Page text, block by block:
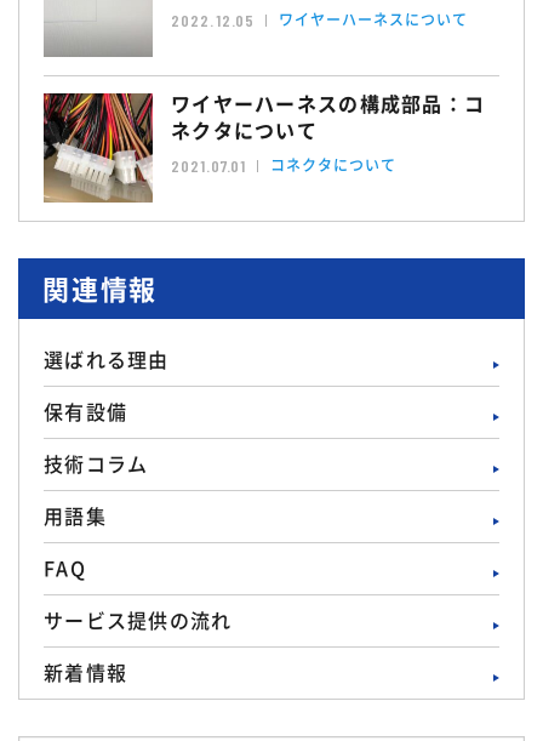
2022.12.05 ワイヤーハーネスについて
ワイヤーハーネスの構成部品：コ
ネクタについて
2021.07.01 コネクタについて
関連情報
選ばれる理由
保有設備
技術コラム
用語集
FAQ
サービス提供の流れ
新着情報